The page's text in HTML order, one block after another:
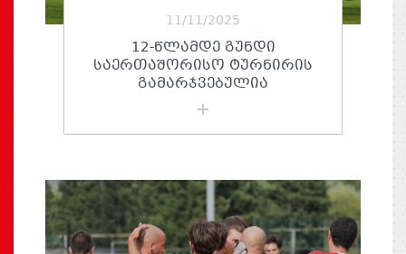
11/11/2025
12-ᲬᲚᲐᲛᲓᲔ ᲒᲣᲜᲓᲘ
ᲡᲐᲔᲠᲗᲐᲨᲝᲠᲘᲡᲝ ᲢᲣᲠᲜᲘᲠᲘᲡ
ᲒᲐᲛᲐᲠᲯᲕᲔᲑᲣᲚᲘᲐ